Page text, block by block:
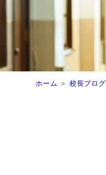
ホーム 校長ブログ